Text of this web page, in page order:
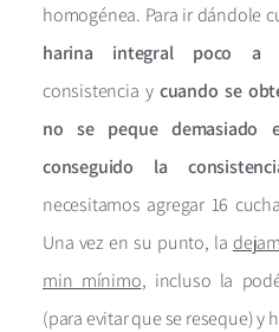
homogénea. Para ir dándole
harina integral poco a
consistencia y cuando se
no se peque demasiado
conseguido la
necesitamos agregar 16
Una vez en su punto, la
min mínimo, incluso la
(para evitar que se reseque) y